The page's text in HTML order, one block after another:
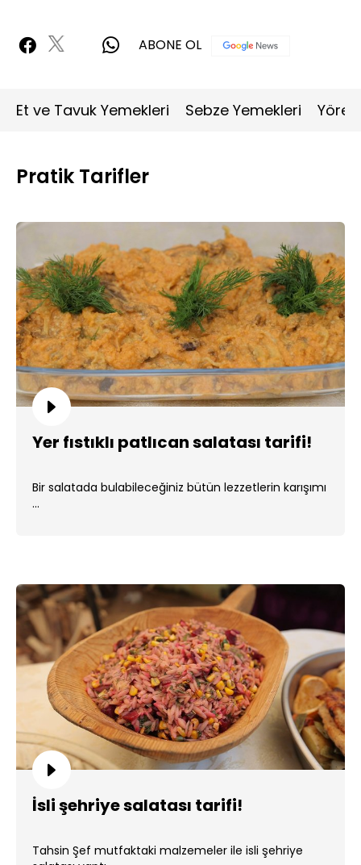
ABONE OL
Et ve Tavuk Yemekleri Sebze Yemekleri
Pratik Tarifler
Yer fıstıklı patlıcan salatası tarifi!
Bir salatada bulabileceğiniz bütün lezzetlerin karışımı
...
İsli şehriye salatası tarifi!
Tahsin Şef mutfaktaki malzemeler ile isli şehriye